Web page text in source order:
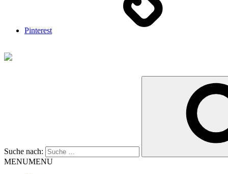
Pinterest
Suche nach:
MENUMENU